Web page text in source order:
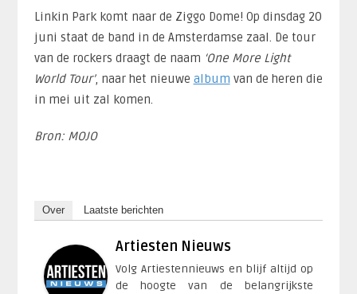
Linkin Park komt naar de Ziggo Dome! Op dinsdag 20
juni staat de band in de Amsterdamse zaal. De tour
van de rockers draagt de naam ‘One More Light
World Tour’, naar het nieuwe album van de heren die
in mei uit zal komen.
Bron: MOJO
Over Laatste berichten
Artiesten Nieuws
Volg Artiestennieuws en blijf altijd op
de hoogte van de belangrijkste